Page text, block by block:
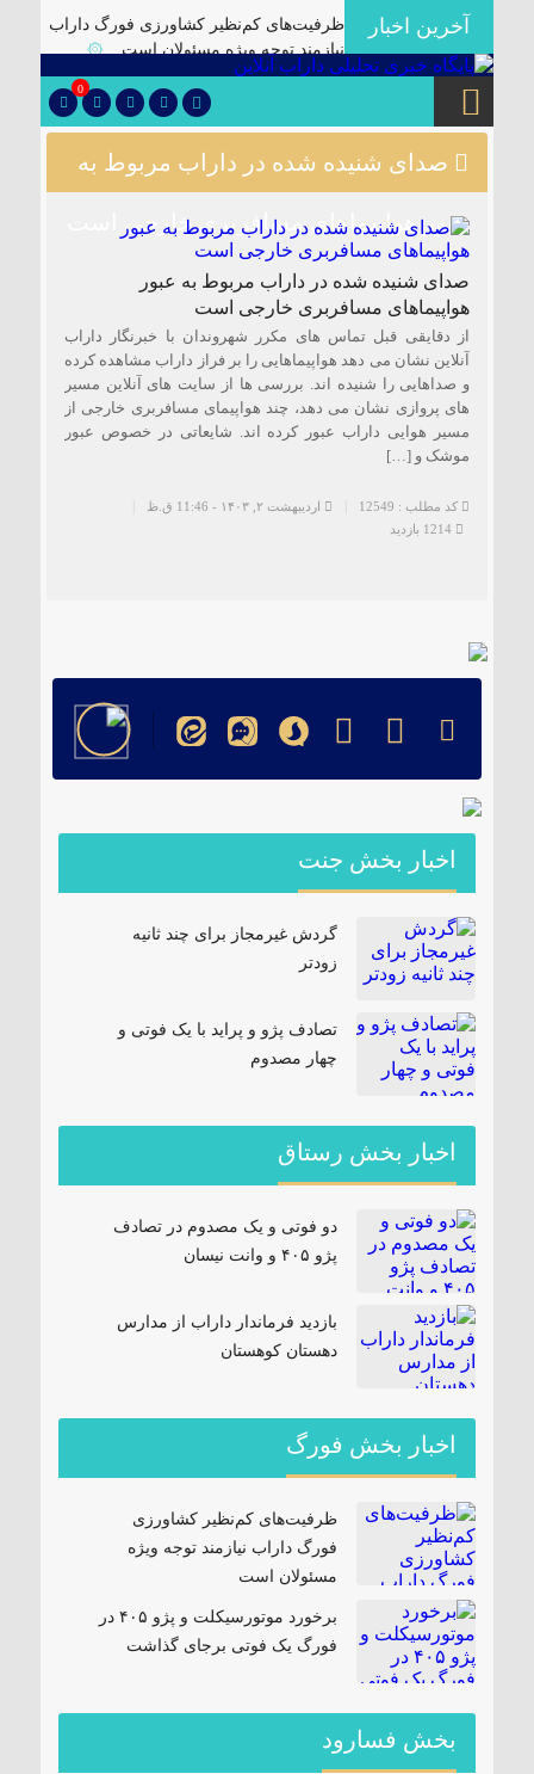
آخرین اخبار
ظرفیت‌های کم‌نظیر کشاورزی فورگ داراب
نیازمند توجه ویژه مسئولان است
۞
برگزاری آیین تودیع و معارفه بخشداران
شهرستان داراب با حضور مدیرکل سیاسی
استانداری فارس
۞
پلمب سه واحد صنفی متخلف در گشت
🔴دارابگرد فارس در مسیر یونسکو/تدوین
نقشه راه ۵ ساله برای بازشناسی هویت
دارابگرد
۞
کشف ۱۰ هزار لیتر گازوئیل قاچاق در
داراب
۞
یک فوتی بر اثر ریزش آوار در معدن منگنز
داراب
۞
باند
0
صدای شنیده شده در داراب مربوط به
عبور هواپیماهای مسافربری خارجی است
صدای شنیده شده در داراب مربوط به عبور
هواپیماهای مسافربری خارجی است
از دقایقی قبل تماس های مکرر شهروندان با خبرنگار داراب
آنلاین نشان می دهد هواپیماهایی را بر فراز داراب مشاهده کرده
و صداهایی را شنیده اند. بررسی ها از سایت های آنلاین مسیر
های پروازی نشان می دهد، چند هواپیمای مسافربری خارجی از
مسیر هوایی داراب عبور کرده اند. شایعاتی در خصوص عبور
موشک و […]
کد مطلب : 12549
اردیبهشت ۲, ۱۴۰۳ - 11:46 ق.ظ
اخبار بخش جنت
گردش غیرمجاز برای چند ثانیه
زودتر
تصادف پژو و پراید با یک فوتی و
چهار مصدوم
اخبار بخش رستاق
دو فوتی و یک مصدوم در تصادف
پژو ۴۰۵ و وانت نیسان
بازدید فرماندار داراب از مدارس
دهستان کوهستان
اخبار بخش فورگ
ظرفیت‌های کم‌نظیر کشاورزی
فورگ داراب نیازمند توجه ویژه
مسئولان است
برخورد موتورسیکلت و پژو ۴۰۵ در
فورگ یک فوتی برجای گذاشت
بخش فسارود